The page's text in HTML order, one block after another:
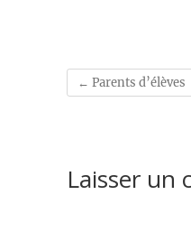
← Parents d’élèves
Laisser un